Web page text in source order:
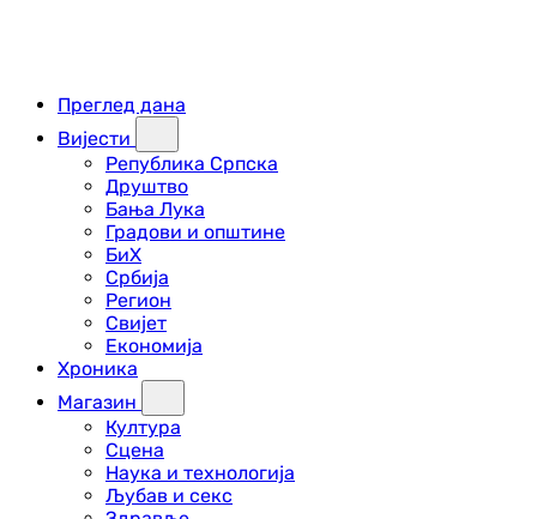
Преглед дана
Вијести
Република Српска
Друштво
Бања Лука
Градови и општине
БиХ
Србија
Регион
Свијет
Економија
Хроника
Магазин
Култура
Сцена
Наука и технологија
Љубав и секс